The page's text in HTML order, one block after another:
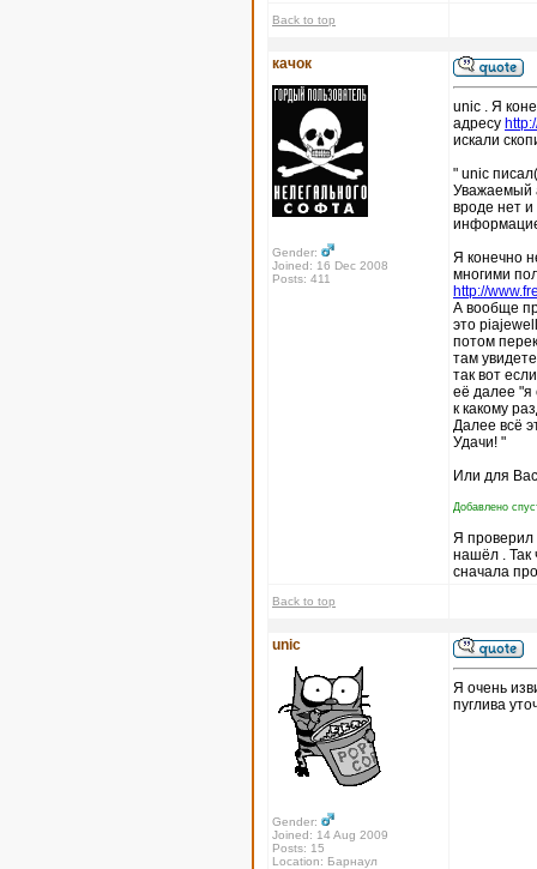
Back to top
качок
Gender:
Joined: 16 Dec 2008
Posts: 411
unic . Я
адресу
искали
" unic
Уважаемый
вроде нет
Я конечно
многими
http://
А вообще
это
потом
там
так вот
её далее "я
к какому
Далее всё
Удачи! "
Или для
Добавлено
Я проверил
нашёл . Так
сначала
Back to top
unic
Gender:
Joined: 14 Aug 2009
Posts: 15
Location: Барнаул
Я очень
пуглива